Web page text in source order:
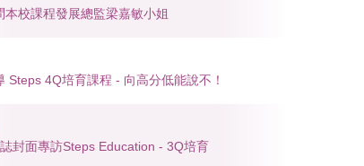
本校課程發展總監梁嘉敏小姐
Steps 4Q培育課程 - 向高分低能說不！
封面專訪Steps Education - 3Q培育